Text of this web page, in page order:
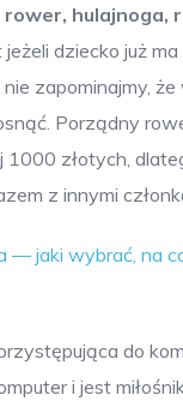
hulajnoga,
dziecko już ma
zapominajmy,
Porządny
złotych,
z innymi
— jaki wybrać, na
do
i jest